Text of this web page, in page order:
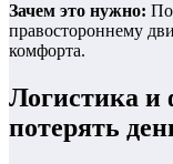
Зачем это нужно:
правостороннему
комфорта.
Логистика
потерять